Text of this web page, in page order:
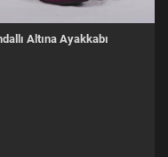
Altına Ayakkabı